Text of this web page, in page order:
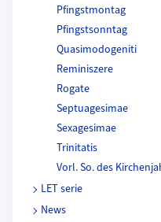
Pfingstmontag
Pfingstsonntag
Quasimodogeniti
Reminiszere
Rogate
Septuagesimae
Sexagesimae
Trinitatis
Vorl. So. des
LET serie
News